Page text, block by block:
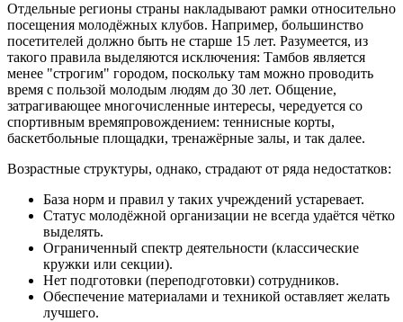
Отдельные регионы страны накладывают рамки относительно
посещения молодёжных клубов. Например, большинство
посетителей должно быть не старше 15 лет. Разумеется, из
такого правила выделяются исключения: Тамбов является
менее "строгим" городом, поскольку там можно проводить
время с пользой молодым людям до 30 лет. Общение,
затрагивающее многочисленные интересы, чередуется со
спортивным времяпровождением: теннисные корты,
баскетбольные площадки, тренажёрные залы, и так далее.
Возрастные структуры, однако, страдают от ряда недостатков:
База норм и правил у таких учреждений устаревает.
Статус молодёжной организации не всегда удаётся чётко
выделять.
Ограниченный спектр деятельности (классические
кружки или секции).
Нет подготовки (переподготовки) сотрудников.
Обеспечение материалами и техникой оставляет желать
лучшего.